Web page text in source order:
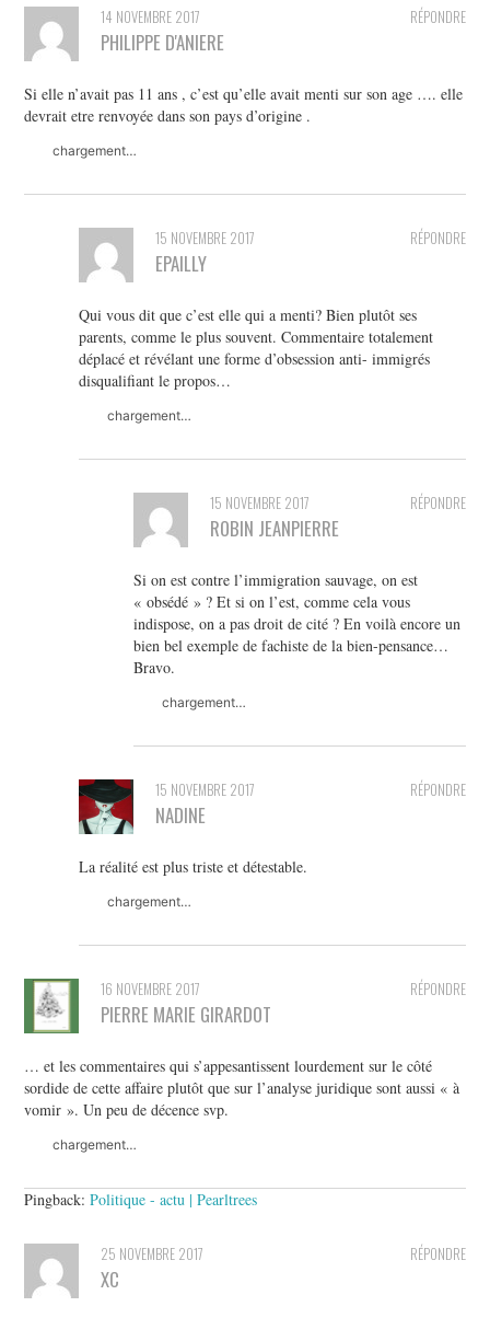
RÉPONDRE
14 NOVEMBRE 2017
PHILIPPE D'ANIERE
Si elle n’avait pas 11 ans , c’est qu’elle avait menti sur son age …. elle
devrait etre renvoyée dans son pays d’origine .
chargement…
RÉPONDRE
15 NOVEMBRE 2017
EPAILLY
Qui vous dit que c’est elle qui a menti? Bien plutôt ses
parents, comme le plus souvent. Commentaire totalement
déplacé et révélant une forme d’obsession anti- immigrés
disqualifiant le propos…
chargement…
RÉPONDRE
15 NOVEMBRE 2017
ROBIN JEANPIERRE
Si on est contre l’immigration sauvage, on est
« obsédé » ? Et si on l’est, comme cela vous
indispose, on a pas droit de cité ? En voilà encore un
bien bel exemple de fachiste de la bien-pensance…
Bravo.
chargement…
RÉPONDRE
15 NOVEMBRE 2017
NADINE
La réalité est plus triste et détestable.
chargement…
RÉPONDRE
16 NOVEMBRE 2017
PIERRE MARIE GIRARDOT
… et les commentaires qui s’appesantissent lourdement sur le côté
sordide de cette affaire plutôt que sur l’analyse juridique sont aussi « à
vomir ». Un peu de décence svp.
chargement…
Pingback:Politique - actu | Pearltrees
RÉPONDRE
25 NOVEMBRE 2017
XC